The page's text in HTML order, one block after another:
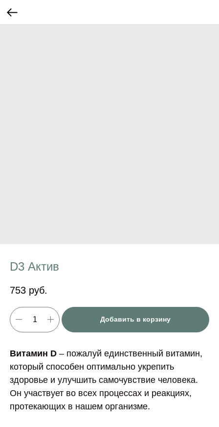
D3 Актив
753 руб.
Добавить в корзину
Витамин D – пожалуй единственный витамин,
который способен оптимально укрепить
здоровье и улучшить самочувствие человека.
Он участвует во всех процессах и реакциях,
протекающих в нашем организме.